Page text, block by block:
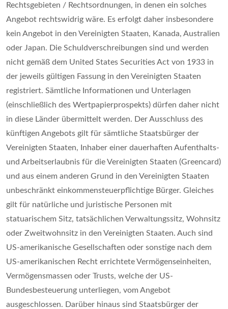
Rechtsgebieten / Rechtsordnungen, in denen ein solches
Angebot rechtswidrig wäre. Es erfolgt daher insbesondere
kein Angebot in den Vereinigten Staaten, Kanada, Australien
oder Japan. Die Schuldverschreibungen sind und werden
nicht gemäß dem United States Securities Act von 1933 in
der jeweils gültigen Fassung in den Vereinigten Staaten
registriert. Sämtliche Informationen und Unterlagen
(einschließlich des Wertpapierprospekts) dürfen daher nicht
in diese Länder übermittelt werden. Der Ausschluss des
künftigen Angebots gilt für sämtliche Staatsbürger der
Vereinigten Staaten, Inhaber einer dauerhaften Aufenthalts-
und Arbeitserlaubnis für die Vereinigten Staaten (Greencard)
und aus einem anderen Grund in den Vereinigten Staaten
unbeschränkt einkommensteuerpflichtige Bürger. Gleiches
gilt für natürliche und juristische Personen mit
statuarischem Sitz, tatsächlichen Verwaltungssitz, Wohnsitz
oder Zweitwohnsitz in den Vereinigten Staaten. Auch sind
US-amerikanische Gesellschaften oder sonstige nach dem
US-amerikanischen Recht errichtete Vermögenseinheiten,
Vermögensmassen oder Trusts, welche der US-
Bundesbesteuerung unterliegen, vom Angebot
ausgeschlossen. Darüber hinaus sind Staatsbürger der